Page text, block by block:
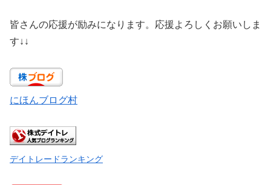
皆さんの応援が励みになります。応援よろしくお願いしま
す↓↓
にほんブログ村
デイトレードランキング